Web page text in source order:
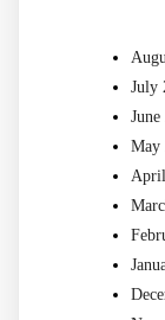
July
May